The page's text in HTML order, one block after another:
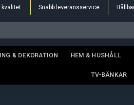
Snabb leveransservice.
& DEKORATION HEM & HUSHÅLL
TV-BÄNKAR